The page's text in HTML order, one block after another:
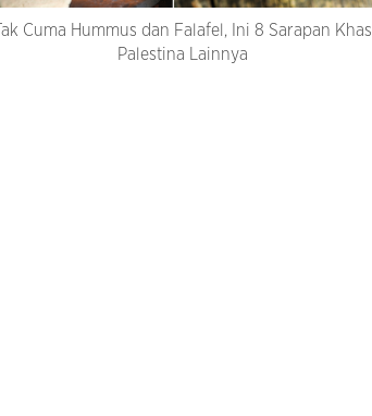
Tak Cuma Hummus dan Falafel, Ini 8 Sarapan Khas
Palestina Lainnya